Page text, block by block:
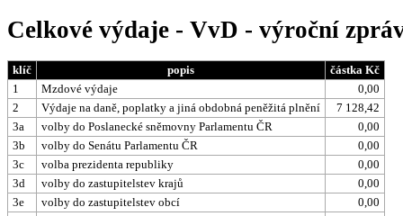
Celkové výdaje - VvD - výroční
klíč popis
částka Kč
1
Mzdové výdaje
0,00
2
Výdaje na daně, poplatky a jiná obdobná peněžitá plnění
7 128,42
3a
volby do Poslanecké sněmovny Parlamentu ČR
0,00
3b
volby do Senátu Parlamentu ČR
0,00
3c
volba prezidenta republiky
0,00
3d
volby do zastupitelstev krajů
0,00
3e
volby do zastupitelstev obcí
0,00